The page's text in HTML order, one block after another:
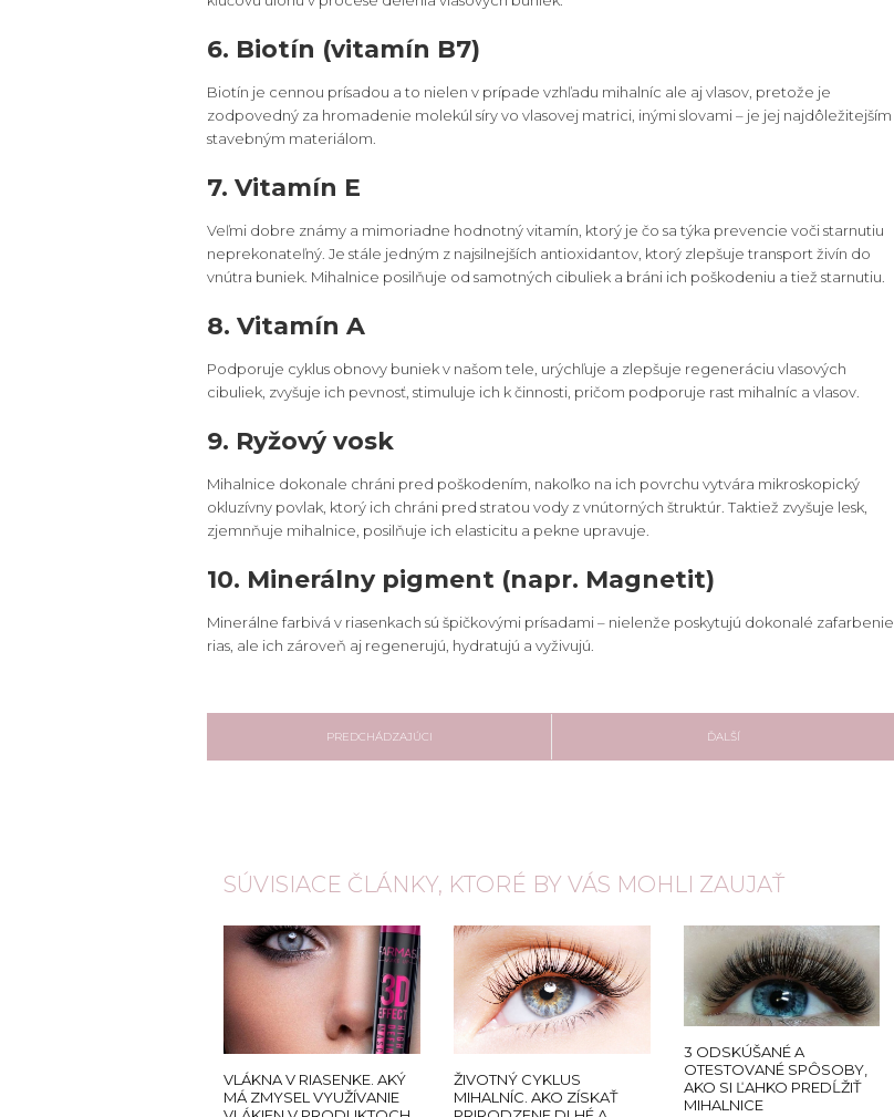
6. Biotín (vitamín B7)
Biotín je cennou prísadou a to nielen v prípade vzhľadu mihalníc ale aj vlasov, pretože je
zodpovedný za hromadenie molekúl síry vo vlasovej matrici, inými slovami – je jej najdôležitejším
stavebným materiálom.
7. Vitamín E
Veľmi dobre známy a mimoriadne hodnotný vitamín, ktorý je čo sa týka prevencie voči starnutiu
neprekonateľný. Je stále jedným z najsilnejších antioxidantov, ktorý zlepšuje transport živín do
vnútra buniek. Mihalnice posilňuje od samotných cibuliek a bráni ich poškodeniu a tiež starnutiu.
8. Vitamín A
Podporuje cyklus obnovy buniek v našom tele, urýchľuje a zlepšuje regeneráciu vlasových
cibuliek, zvyšuje ich pevnosť, stimuluje ich k činnosti, pričom podporuje rast mihalníc a vlasov.
9. Ryžový vosk
Mihalnice dokonale chráni pred poškodením, nakoľko na ich povrchu vytvára mikroskopický
okluzívny povlak, ktorý ich chráni pred stratou vody z vnútorných štruktúr. Taktiež zvyšuje lesk,
zjemnňuje mihalnice, posilňuje ich elasticitu a pekne upravuje.
10. Minerálny pigment (napr. Magnetit)
Minerálne farbivá v riasenkach sú špičkovými prísadami – nielenže poskytujú dokonalé zafarbenie
rias, ale ich zároveň aj regenerujú, hydratujú a vyživujú.
PREDCHÁDZAJÚCI ĎALŠÍ
SÚVISIACE ČLÁNKY, KTORÉ BY VÁS MOHLI ZAUJAŤ
VLÁKNA V RIASENKE. AKÝ
MÁ ZMYSEL VYUŽÍVANIE
ŽIVOTNÝ CYKLUS
MIHALNÍC. AKO ZÍSKAŤ
3 ODSKÚŠANÉ A
OTESTOVANÉ SPÔSOBY,
AKO SI ĽAHKO PREDĹŽIŤ
MIHALNICE